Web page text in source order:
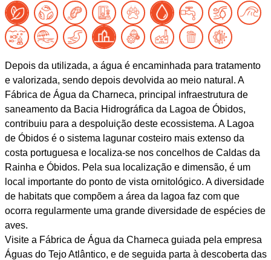
Depois da utilizada, a água é encaminhada para tratamento
e valorizada, sendo depois devolvida ao meio natural. A
Fábrica de Água da Charneca, principal infraestrutura de
saneamento da Bacia Hidrográfica da Lagoa de Óbidos,
contribuiu para a despoluição deste ecossistema. A Lagoa
de Óbidos é o sistema lagunar costeiro mais extenso da
costa portuguesa e localiza-se nos concelhos de Caldas da
Rainha e Óbidos. Pela sua localização e dimensão, é um
local importante do ponto de vista ornitológico. A diversidade
de habitats que compõem a área da lagoa faz com que
ocorra regularmente uma grande diversidade de espécies de
aves.
Visite a Fábrica de Água da Charneca guiada pela empresa
Águas do Tejo Atlântico, e de seguida parta à descoberta das